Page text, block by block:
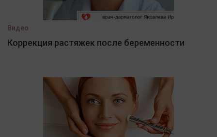
Видео
Коррекция растяжек после беременности